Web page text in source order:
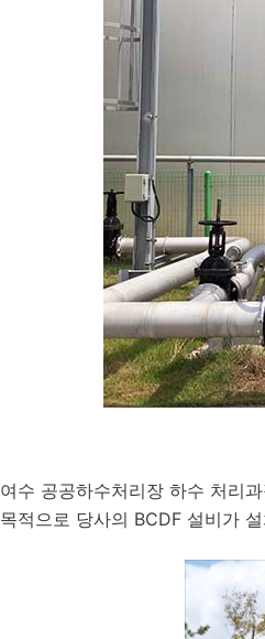
여수 공공하수처리장 하수 처리
목적으로 당사의 BCDF 설비가